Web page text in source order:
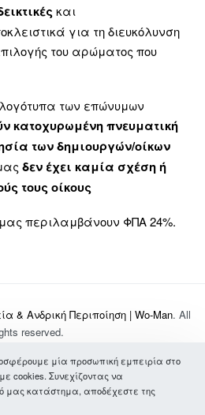
και
για τη διευκόλυνση
του αρώματος που
των επώνυμων
κατοχυρωμένη πνευματική
των δημιουργών/οίκων
δεν έχει καμία σχέση ή
τους οίκους
περιλαμβάνουν ΦΠΑ 24%.
& Ανδρική Περιποίηση | Wo-Man. All
reserved.
με Εμάς
& Αποστολής
Ερωτήσεις
μία προσωπική εμπειρία στο
cookies. Συνεχίζοντας να
μας κατάστημα, αποδέχεστε της